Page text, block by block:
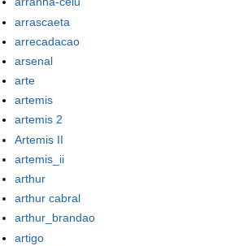
arrascaeta
arrecadacao
arsenal
arte
artemis
artemis 2
Artemis II
artemis_ii
arthur
arthur cabral
arthur_brandao
artigo